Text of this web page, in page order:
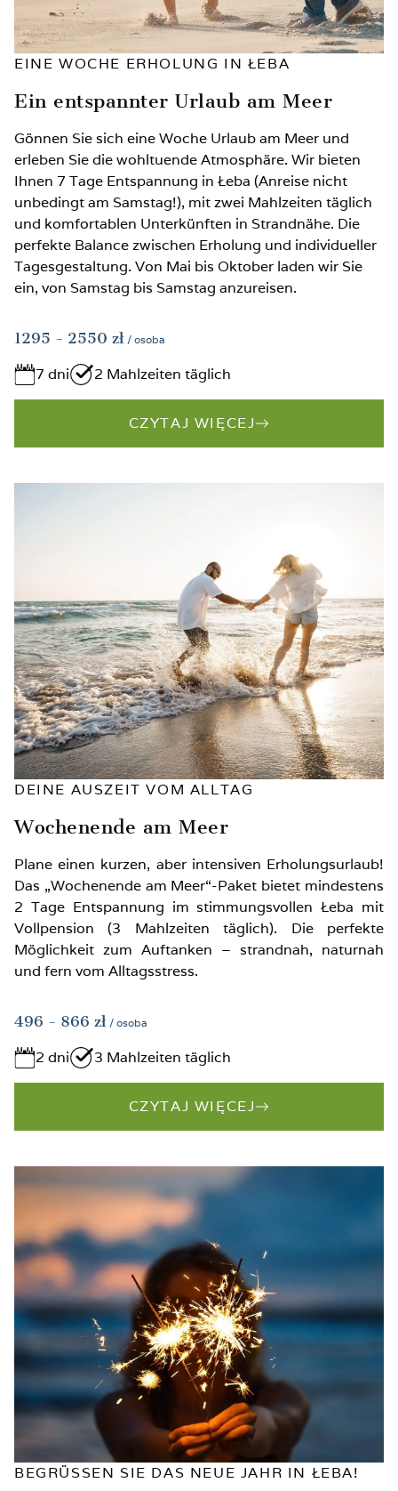
EINE WOCHE ERHOLUNG IN ŁEBA
Ein entspannter Urlaub am Meer
Gönnen Sie sich eine Woche Urlaub am Meer und
erleben Sie die wohltuende Atmosphäre. Wir bieten
Ihnen 7 Tage Entspannung in Łeba (Anreise nicht
unbedingt am Samstag!), mit zwei Mahlzeiten täglich
und komfortablen Unterkünften in Strandnähe. Die
perfekte Balance zwischen Erholung und individueller
Tagesgestaltung. Von Mai bis Oktober laden wir Sie
ein, von Samstag bis Samstag anzureisen.
1295 - 2550 zł / osoba
7 dni 2 Mahlzeiten täglich
CZYTAJ WIĘCEJ
DEINE AUSZEIT VOM ALLTAG
Wochenende am Meer
Plane einen kurzen, aber intensiven Erholungsurlaub!
Das „Wochenende am Meer“-Paket bietet mindestens
2 Tage Entspannung im stimmungsvollen Łeba mit
Vollpension (3 Mahlzeiten täglich). Die perfekte
Möglichkeit zum Auftanken – strandnah, naturnah
und fern vom Alltagsstress.
496 - 866 zł / osoba
2 dni 3 Mahlzeiten täglich
CZYTAJ WIĘCEJ
BEGRÜSSEN SIE DAS NEUE JAHR IN ŁEBA!